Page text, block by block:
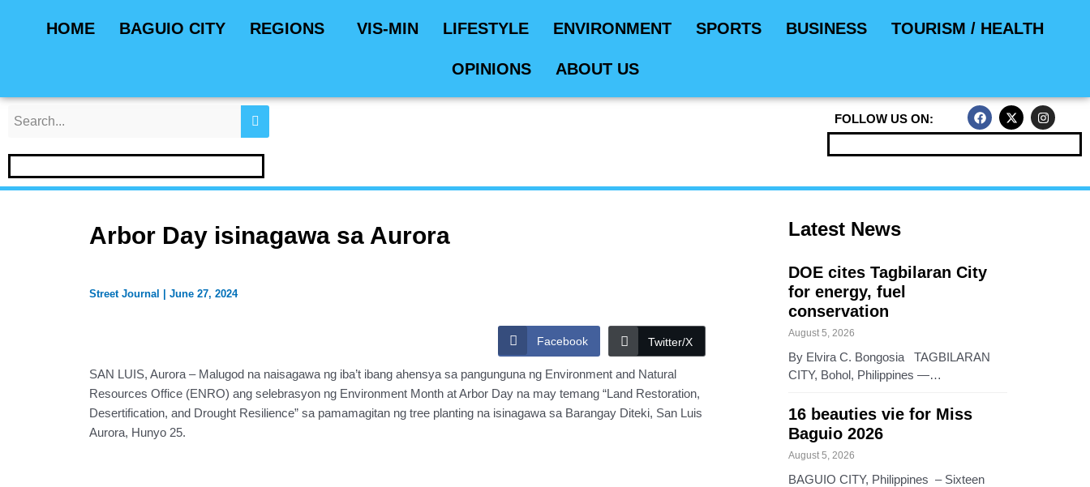
HOME BAGUIO CITY REGIONS VIS-MIN LIFESTYLE ENVIRONMENT SPORTS BUSINESS TOURISM / HEALTH
OPINIONS ABOUT US
FOLLOW US ON:
F
a
c
b
o
X
-
t
i
t
I
n
s
a
r
Arbor Day isinagawa sa Aurora
Street Journal | June 27, 2024
Facebook Twitter/X
SAN LUIS, Aurora – Malugod na naisagawa ng iba’t ibang ahensya sa pangunguna ng Environment and Natural
Resources Office (ENRO) ang selebrasyon ng Environment Month at Arbor Day na may temang “Land Restoration,
Desertification, and Drought Resilience” sa pamamagitan ng tree planting na isinagawa sa Barangay Diteki, San Luis
Aurora, Hunyo 25.
navigation
Latest News
DOE cites Tagbilaran City
for energy, fuel
conservation
August 5, 2026
By Elvira C. Bongosia TAGBILARAN
CITY, Bohol, Philippines —…
16 beauties vie for Miss
Baguio 2026
August 5, 2026
BAGUIO CITY, Philippines – Sixteen